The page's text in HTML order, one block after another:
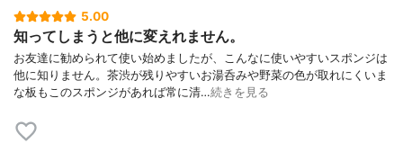
5.00
知ってしまうと他に変えれません。
お友達に勧められて使い始めましたが、こんなに使いやすいスポンジは
他に知りません。茶渋が残りやすいお湯呑みや野菜の色が取れにくいま
な板もこのスポンジがあれば常に清…続きを見る